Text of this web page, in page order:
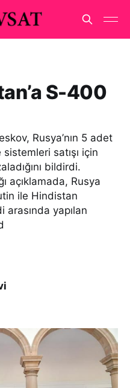
S-400
Rusya’nın 5 adet
satışı için
bildirdi.
açıklamada, Rusya
ile Hindistan
arasında yapılan